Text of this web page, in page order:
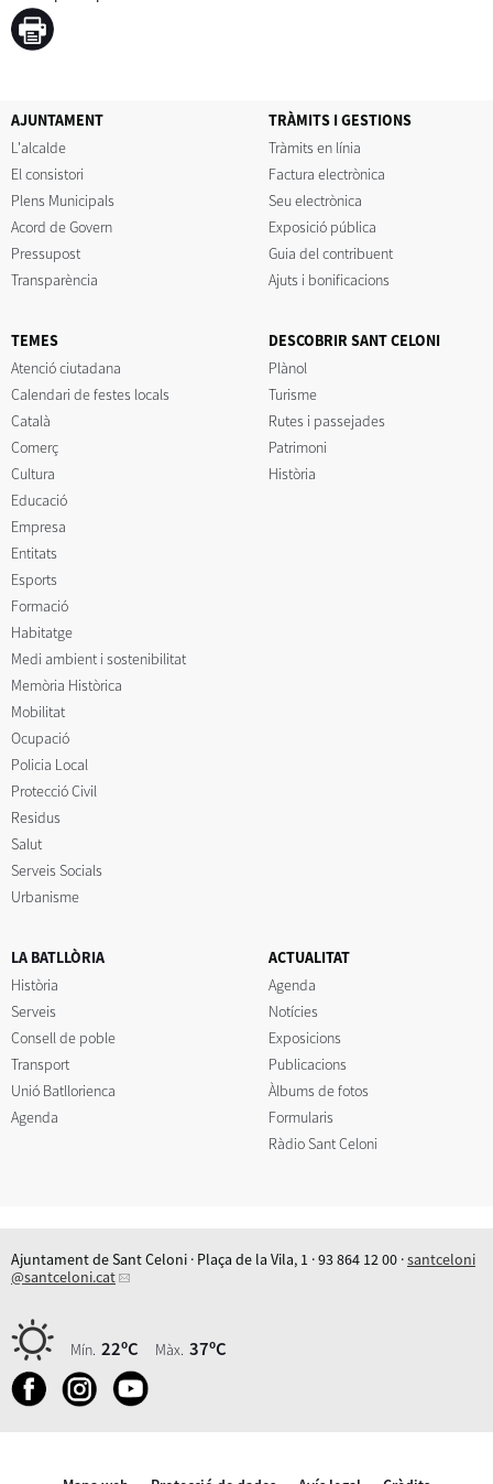
AJUNTAMENT
L'alcalde
El consistori
Plens Municipals
Acord de Govern
Pressupost
Transparència
TRÀMITS I GESTIONS
Tràmits en línia
Factura electrònica
Seu electrònica
Exposició pública
Guia del contribuent
Ajuts i bonificacions
TEMES
Atenció ciutadana
Calendari de festes locals
Català
Comerç
Cultura
Educació
Empresa
Entitats
Esports
Formació
Habitatge
Medi ambient i sostenibilitat
Memòria Històrica
Mobilitat
Ocupació
Policia Local
Protecció Civil
Residus
Salut
Serveis Socials
Urbanisme
DESCOBRIR SANT CELONI
Plànol
Turisme
Rutes i passejades
Patrimoni
Història
LA BATLLÒRIA
Història
Serveis
Consell de poble
Transport
Unió Batllorienca
Agenda
ACTUALITAT
Agenda
Notícies
Exposicions
Publicacions
Àlbums de fotos
Formularis
Ràdio Sant Celoni
Ajuntament de Sant Celoni · Plaça de la Vila, 1 · 93 864 12 00 ·santceloni
@santceloni.cat
Mín. 22ºC Màx. 37ºC